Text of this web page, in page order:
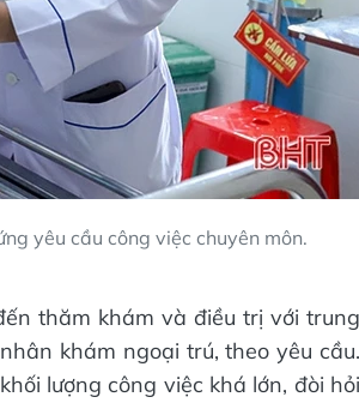
yêu cầu công việc chuyên môn.
thăm khám và điều trị với trung
khám ngoại trú, theo yêu cầu.
lượng công việc khá lớn, đòi hỏi